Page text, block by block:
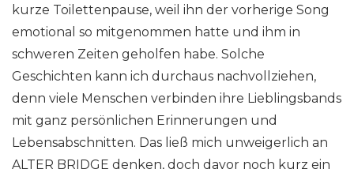
kurze Toilettenpause, weil ihn der vorherige Song
emotional so mitgenommen hatte und ihm in
schweren Zeiten geholfen habe. Solche
Geschichten kann ich durchaus nachvollziehen,
denn viele Menschen verbinden ihre Lieblingsbands
mit ganz persönlichen Erinnerungen und
Lebensabschnitten. Das ließ mich unweigerlich an
ALTER BRIDGE denken, doch davor noch kurz ein